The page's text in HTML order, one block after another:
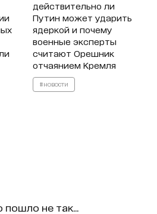
действительно ли
Путин может ударить
ядеркой и почему
военные эксперты
считают Орешник
отчаянием Кремля
#новости
пошло не так...